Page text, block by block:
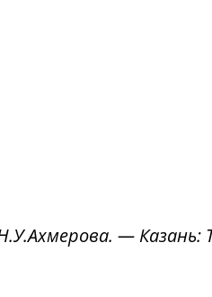
— Казань: